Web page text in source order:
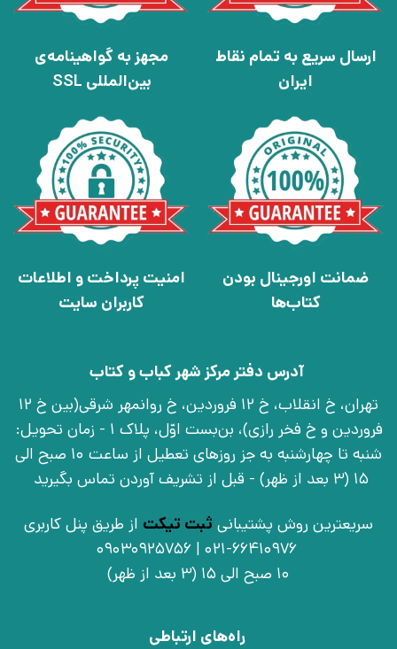
ارسال سریع به تمام نقاط
ایران
مجهز به گواهینامه‌ی
بین‌المللی SSL
ضمانت اورجینال بودن
کتاب‌ها
امنیت پرداخت و اطلاعات
کاربران سایت
آدرس دفتر مرکز شهر کباب و کتاب
تهران، خ انقلاب، خ 12 فروردین، خ روانمهر شرقی(بین خ 12
فروردین و خ فخر رازی)، بن‌بست اوّل، پلاک 1 - زمان تحویل:
شنبه تا چهارشنبه به جز روزهای تعطیل از ساعت 10 صبح الی
15 (3 بعد از ظهر) - قبل از تشریف آوردن تماس بگیرید
سریعترین روش پشتیبانی ثبت تیکت از طریق پنل کاربری
021-66410976 | 09030925756
10 صبح الی 15 (3 بعد از ظهر)
راه‌های ارتباطی